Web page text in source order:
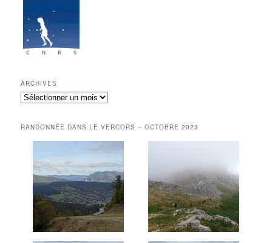
ARCHIVES
Archives
RANDONNÉE DANS LE VERCORS – OCTOBRE 2023